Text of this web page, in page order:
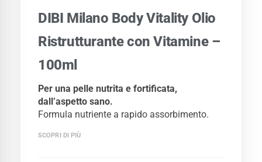
DIBI Milano Body Vitality Olio
Ristrutturante con Vitamine –
100ml
Per una pelle nutrita e fortificata,
dall’aspetto sano.
Formula nutriente a rapido assorbimento.
SCOPRI DI PIÙ